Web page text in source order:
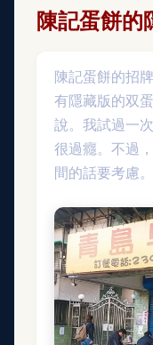
陳記蛋餅的
陳記蛋餅的招
有隱藏版的双
說。我試過一
很過癮。不過
間的話要考慮。